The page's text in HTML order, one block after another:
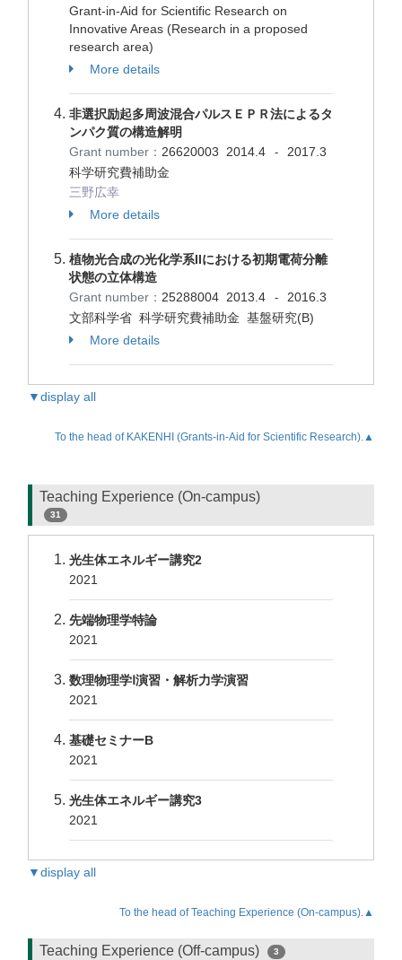
Grant-in-Aid for Scientific Research on
Innovative Areas (Research in a proposed
research area)
More details
非選択励起多周波混合パルスＥＰＲ法によるタ
ンパク質の構造解明
Grant number： 26620003 2014.4 -
2017.3
科学研究費補助金
三野広幸
More details
植物光合成の光化学系IIにおける初期電荷分離
状態の立体構造
Grant number： 25288004 2013.4 -
2016.3
文部科学省 科学研究費補助金 基盤研究(B)
More details
▼display all
To the head of KAKENHI (Grants-in-Aid for Scientific Research).▲
Teaching Experience (On-campus)
31
光生体エネルギー講究2
2021
先端物理学特論
2021
数理物理学Ⅰ演習・解析力学演習
2021
基礎セミナーB
2021
光生体エネルギー講究3
2021
▼display all
To the head of Teaching Experience (On-campus).▲
Teaching Experience (Off-campus) 3